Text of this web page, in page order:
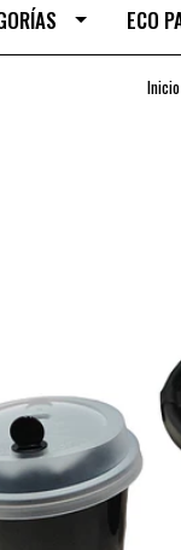
ECO
Inicio